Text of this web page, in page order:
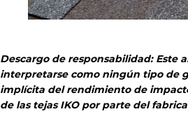
Descargo de responsabilidad: Este
interpretarse como ningún tipo de
implícita del rendimiento de
de las tejas IKO por parte del